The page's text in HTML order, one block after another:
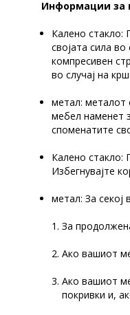
Информации за
Калено стакло:
својата сила
компресивен
во случај на
метал: металот
мебел наменет
споменатите
Калено стакло:
Избегнувајте
метал: За
За
Ако вашиот
Ако вашиот
покривки и,